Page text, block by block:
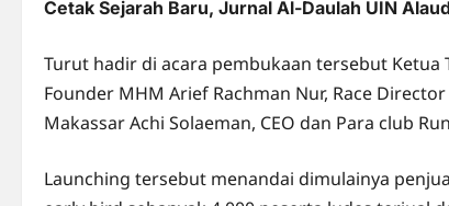
Cetak Sejarah Baru, Jurnal Al-Daulah UIN
Turut hadir di acara pembukaan tersebut Ketua
Founder MHM Arief Rachman Nur, Race
Makassar Achi Solaeman, CEO dan Para club
Launching tersebut menandai dimulainya